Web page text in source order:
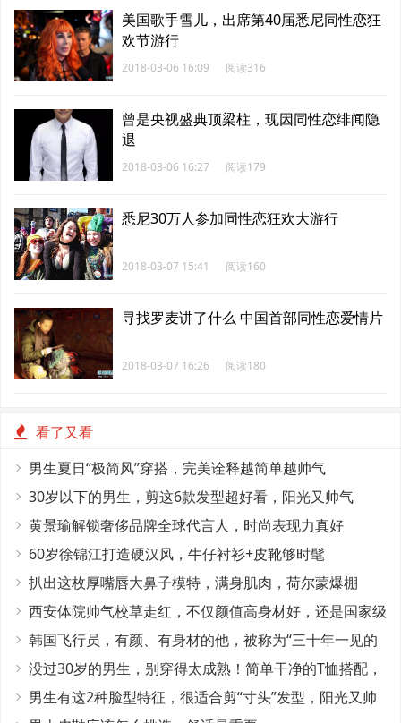
美国歌手雪儿，出席第40届悉尼同性恋狂
欢节游行
2018-03-06 16:09 阅读316
曾是央视盛典顶梁柱，现因同性恋绯闻隐
退
2018-03-06 16:27 阅读179
悉尼30万人参加同性恋狂欢大游行
2018-03-07 15:41 阅读160
寻找罗麦讲了什么 中国首部同性恋爱情片
2018-03-07 16:26 阅读180
看了又看
男生夏日“极简风”穿搭，完美诠释越简单越帅气
30岁以下的男生，剪这6款发型超好看，阳光又帅气
黄景瑜解锁奢侈品牌全球代言人，时尚表现力真好
60岁徐锦江打造硬汉风，牛仔衬衫+皮靴够时髦
扒出这枚厚嘴唇大鼻子模特，满身肌肉，荷尔蒙爆棚
西安体院帅气校草走红，不仅颜值高身材好，还是国家级
田径运动员
韩国飞行员，有颜、有身材的他，被称为“三十年一见的
神颜”
没过30岁的男生，别穿得太成熟！简单干净的T恤搭配，
帅气又减龄
男生有这2种脸型特征，很适合剪“寸头”发型，阳光又帅